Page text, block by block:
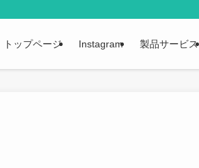
トップページ Instagram 製品サービス